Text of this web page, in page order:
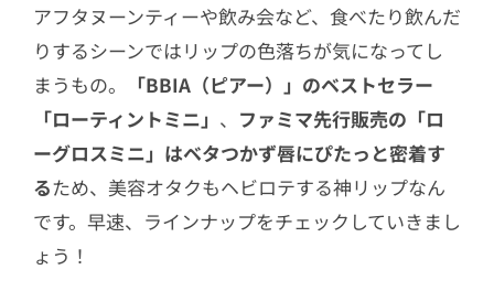
アフタヌーンティーや飲み会など、食べたり飲んだ
りするシーンではリップの色落ちが気になってし
まうもの。
「BBIA（ピアー）」のベストセラー
「ローティントミニ」 、 ファミマ先行販売の「ロ
ーグロスミニ」はベタつかず唇にぴたっと密着す
るため、美容オタクもヘビロテする神リップなん
です。早速、ラインナップをチェックしていきまし
ょう！